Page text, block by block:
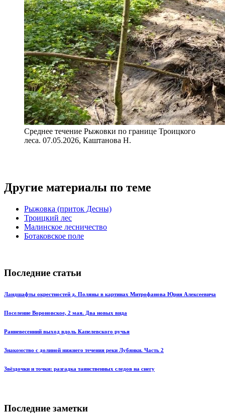
Среднее течение Рыжовки по границе Троицкого
леса. 07.05.2026, Каштанова Н.
Другие материалы по теме
Рыжовка (приток Десны)
Троицкий лес
Малинское лесничество
Ботаковское поле
Последние статьи
Ландшафты окрестностей д. Поляны в картинах Митрофанова Юрия Алексеевича
Поселение Вороновское, 2 мая. Два новых вида
Ранневесенний выход вдоль Капелевского ручья
Знакомство с долиной нижнего течения реки Лубянки. Часть 2
Звёздочки и точки: разгадка таинственных следов на снегу
Последние заметки